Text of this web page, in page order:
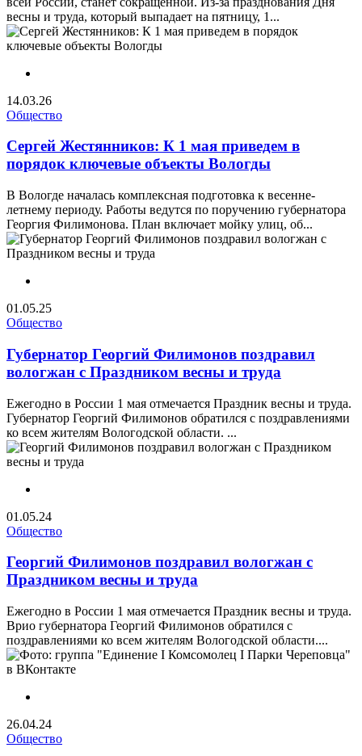
весны и труда, который выпадает на пятницу, 1...
14.03.26
Общество
Сергей Жестянников: К 1 мая приведем в
порядок ключевые объекты Вологды
В Вологде началась комплексная подготовка к весенне-
летнему периоду. Работы ведутся по поручению губернатора
Георгия Филимонова. План включает мойку улиц, об...
01.05.25
Общество
Губернатор Георгий Филимонов поздравил
вологжан с Праздником весны и труда
Ежегодно в России 1 мая отмечается Праздник весны и труда.
Губернатор Георгий Филимонов обратился с поздравлениями
ко всем жителям Вологодской области. ...
01.05.24
Общество
Георгий Филимонов поздравил вологжан с
Праздником весны и труда
Ежегодно в России 1 мая отмечается Праздник весны и труда.
Врио губернатора Георгий Филимонов обратился с
поздравлениями ко всем жителям Вологодской области....
26.04.24
Общество